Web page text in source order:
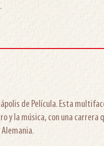
de Película. Esta
y la música, con una carrera